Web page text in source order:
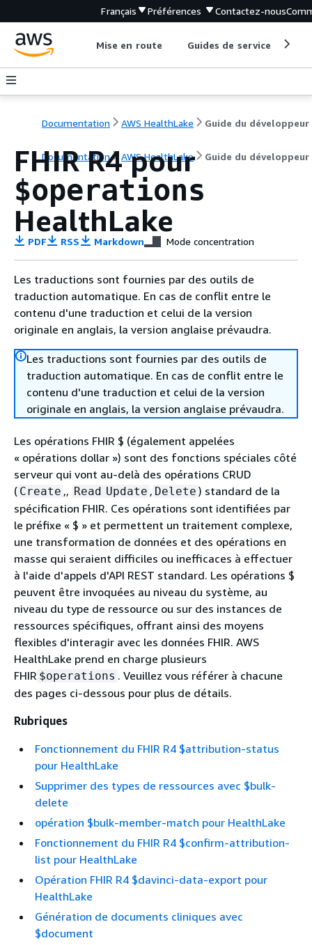
Français Préférences Contactez-nous
Mise en route Guides de service
Documentation AWS HealthLake Guide du développeur
Documentation AWS HealthLake Guide du développeur
FHIR R4 pour
$operations
HealthLake
PDF RSS Markdown Mode concentration
Les traductions sont fournies par des outils de
traduction automatique. En cas de conflit entre le
contenu d'une traduction et celui de la version
originale en anglais, la version anglaise prévaudra.
Les traductions sont fournies par des outils de
traduction automatique. En cas de conflit entre le
contenu d'une traduction et celui de la version
originale en anglais, la version anglaise prévaudra.
Les opérations FHIR $ (également appelées
« opérations dollar ») sont des fonctions spéciales côté
serveur qui vont au-delà des opérations CRUD
( Create ,, Read Update , Delete ) standard de la
spécification FHIR. Ces opérations sont identifiées par
le préfixe « $ » et permettent un traitement complexe,
une transformation de données et des opérations en
masse qui seraient difficiles ou inefficaces à effectuer
à l'aide d'appels d'API REST standard. Les opérations $
peuvent être invoquées au niveau du système, au
niveau du type de ressource ou sur des instances de
ressources spécifiques, offrant ainsi des moyens
flexibles d'interagir avec les données FHIR. AWS
HealthLake prend en charge plusieurs
FHIR $operations . Veuillez vous référer à chacune
des pages ci-dessous pour plus de détails.
Rubriques
Fonctionnement du FHIR R4 $attribution-status
pour HealthLake
Supprimer des types de ressources avec $bulk-
delete
opération $bulk-member-match pour HealthLake
Fonctionnement du FHIR R4 $confirm-attribution-
list pour HealthLake
Opération FHIR R4 $davinci-data-export pour
HealthLake
Génération de documents cliniques avec
$document